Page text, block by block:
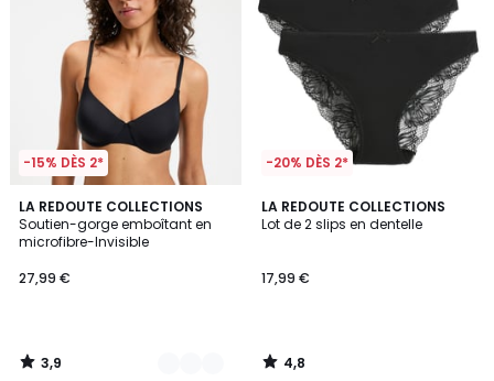
-15% DÈS 2*
LA REDOUTE COLLECTIONS
Soutien-gorge emboîtant en
microfibre-Invisible
27,99 €
3,9
/ 5
3
Couleurs
3,9
/
-20% DÈS 2*
LA REDOUTE COLLECTIONS
Lot de 2 slips en dentelle
17,99 €
4,8
/ 5
4,8
/